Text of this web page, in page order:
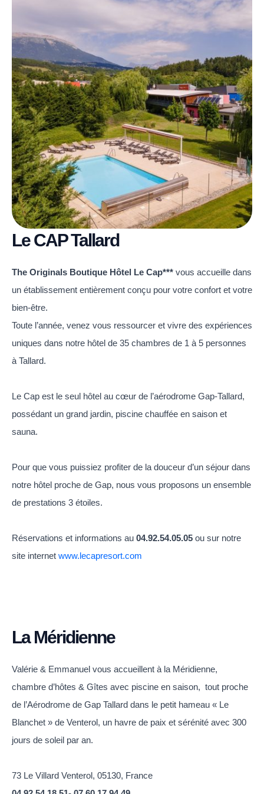
Le CAP Tallard
The Originals Boutique Hôtel Le Cap*** vous accueille dans
un établissement entièrement conçu pour votre confort et votre
bien-être.
Toute l’année, venez vous ressourcer et vivre des expériences
uniques dans notre hôtel de 35 chambres de 1 à 5 personnes
à Tallard.
Le Cap est le seul hôtel au cœur de l’aérodrome Gap-Tallard,
possédant un grand jardin, piscine chauffée en saison et
sauna.
Pour que vous puissiez profiter de la douceur d’un séjour dans
notre hôtel proche de Gap, nous vous proposons un ensemble
de prestations 3 étoiles.
Réservations et informations au 04.92.54.05.05 ou sur notre
site internet www.lecapresort.com
La Méridienne
Valérie & Emmanuel vous accueillent à la Méridienne,
chambre d’hôtes & Gîtes avec piscine en saison, tout proche
de l’Aérodrome de Gap Tallard dans le petit hameau « Le
Blanchet » de Venterol, un havre de paix et sérénité avec 300
jours de soleil par an.​
73 Le Villard Venterol, 05130, France